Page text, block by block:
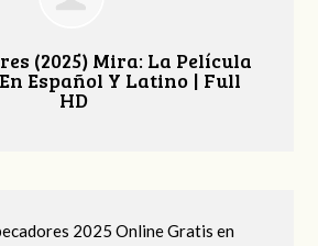
(2025) Mira: La Película
Español Y Latino | Full
HD
2025 Online Gratis en